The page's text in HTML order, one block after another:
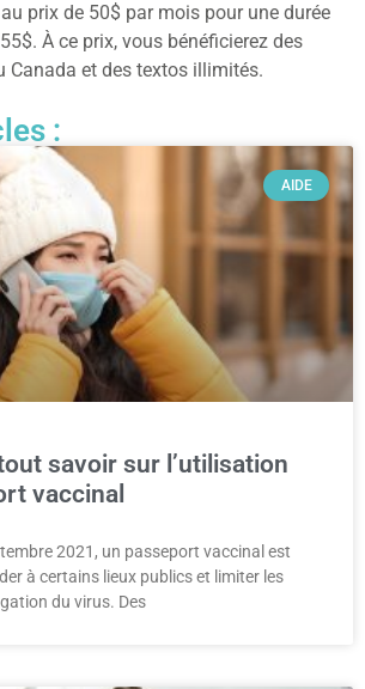
prix de 50$ par mois pour une durée
À ce prix, vous bénéficierez des
Canada et des textos illimités.
:
AIDE
savoir sur l’utilisation
vaccinal
2021, un passeport vaccinal est
à certains lieux publics et limiter les
du virus. Des